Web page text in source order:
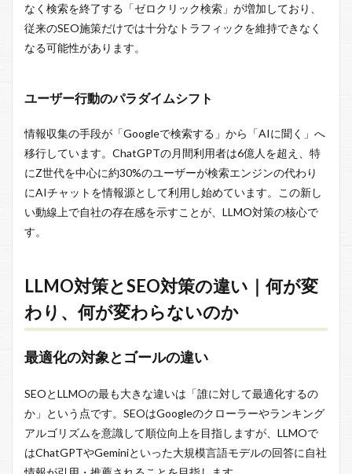
なく検索を終了する「ゼロクリック検索」が増加しており、
従来のSEO施策だけでは十分なトラフィックを維持できなく
なる可能性があります。
ユーザー行動のパラダイムシフト
情報収集の手段が「Googleで検索する」から「AIに聞く」へ
移行しています。ChatGPTの月間利用者は6億人を超え、特
にZ世代を中心に約30%のユーザーが検索エンジンの代わり
にAIチャットを情報源として利用し始めています。この新し
い動線上で自社の存在感を示すことが、LLMO対策の核心で
す。
LLMO対策とSEO対策の違い｜何が変
わり、何が変わらないのか
最適化の対象とゴールの違い
SEOとLLMOの最も大きな違いは「誰に対して最適化するの
か」という点です。SEOはGoogleのクローラーやランキング
アルゴリズムを意識して順位向上を目指しますが、LLMOで
はChatGPTやGeminiといった大規模言語モデルの回答に自社